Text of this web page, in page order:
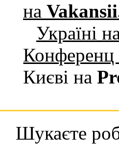
на
Україні
Конференц
Києві на
Шукаєте